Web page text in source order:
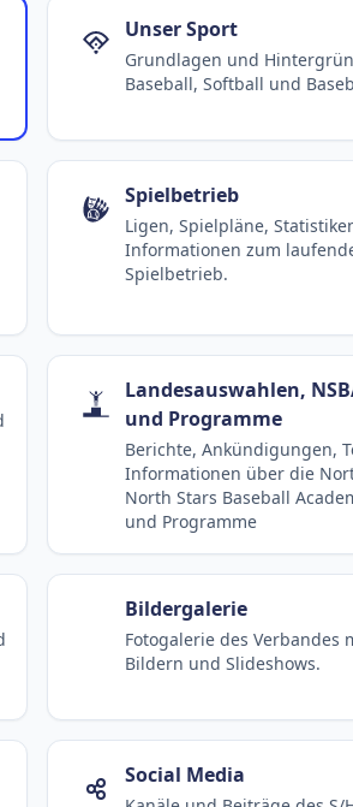
Unser Sport
Grundlagen und
Baseball, Softball und
Spielbetrieb
Ligen, Spielpläne,
Informationen zum
Spielbetrieb.
Landesauswahlen,
und Programme
Berichte, Ankündigungen,
Informationen über die
North Stars Baseball
und Programme
Bildergalerie
Fotogalerie des Verbandes
Bildern und Slideshows.
Social Media